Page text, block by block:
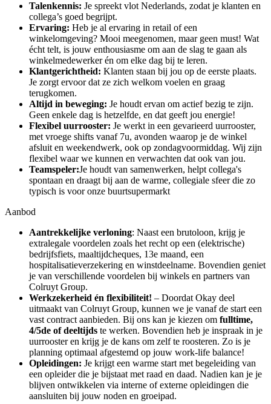
Talenkennis: Je spreekt vlot Nederlands, zodat je klanten en
collega’s goed begrijpt.
Ervaring: Heb je al ervaring in retail of een
winkelomgeving? Mooi meegenomen, maar geen must! Wat
écht telt, is jouw enthousiasme om aan de slag te gaan als
winkelmedewerker én om elke dag bij te leren.
Klantgerichtheid: Klanten staan bij jou op de eerste plaats.
Je zorgt ervoor dat ze zich welkom voelen en graag
terugkomen.
Altijd in beweging: Je houdt ervan om actief bezig te zijn.
Geen enkele dag is hetzelfde, en dat geeft jou energie!
Flexibel uurrooster: Je werkt in een gevarieerd uurrooster,
met vroege shifts vanaf 7u, avonden waarop je de winkel
afsluit en weekendwerk, ook op zondagvoormiddag. Wij zijn
flexibel waar we kunnen en verwachten dat ook van jou.
Teamspeler:Je houdt van samenwerken, helpt collega's
spontaan en draagt bij aan de warme, collegiale sfeer die zo
typisch is voor onze buurtsupermarkt
Aanbod
Aantrekkelijke verloning: Naast een brutoloon, krijg je
extralegale voordelen zoals het recht op een (elektrische)
bedrijfsfiets, maaltijdcheques, 13e maand, een
hospitalisatieverzekering en winstdeelname. Bovendien geniet
je van verschillende voordelen bij winkels en partners van
Colruyt Group.
Werkzekerheid én flexibiliteit! – Doordat Okay deel
uitmaakt van Colruyt Group, kunnen we je vanaf de start een
vast contract aanbieden. Bij ons kan je kiezen om fulltime,
4/5de of deeltijds te werken. Bovendien heb je inspraak in je
uurrooster en krijg je de kans om zelf te roosteren. Zo is je
planning optimaal afgestemd op jouw work-life balance!
Opleidingen: Je krijgt een warme start met begeleiding van
een opleider die je bijstaat met raad en daad. Nadien kan je je
blijven ontwikkelen via interne of externe opleidingen die
aansluiten bij jouw noden en groeipad.